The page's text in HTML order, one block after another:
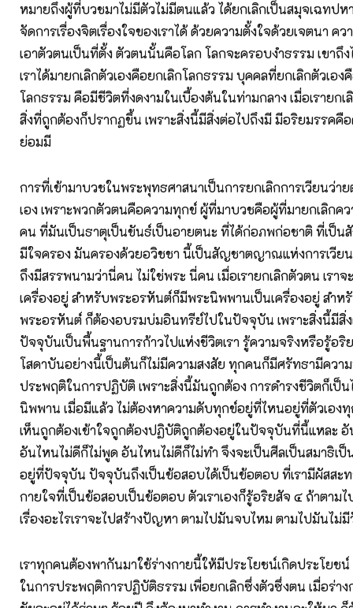
หมายถึงผู้ที่บวชมาไม่มีตัวไม่มีตนแล้ว ได้ยกเลิกเป็นสมุจเฉทปห
จัดการเรื่องจิตเรื่องใจของเราได้ ด้วยความตั้งใจด้วยเจตนา ค
เอาตัวตนเป็นที่ตั้ง ตัวตนนั้นคือโลก โลกจะครอบงำธรรม เขาถึ
เราได้มายกเลิกตัวเองคือยกเลิกโลกธรรม บุคคลที่ยกเลิกตัวเอง
โลกธรรม คือมีชีวิตที่งดงามในเบื้องต้นในท่ามกลาง เมื่อเรายกเ
สิ่งที่ถูกต้องก็ปรากฏขึ้น เพราะสิ่งนี้มีสิ่งต่อไปถึงมี มีอริยมรรคคื
ย่อมมี
การที่เข้ามาบวชในพระพุทธศาสนาเป็นการยกเลิกการเวียนว่า
เอง เพราะพวกตัวตนคือความทุกข์ ผู้ที่มาบวชคือผู้ที่มายกเลิกคว
คน ที่มันเป็นธาตุเป็นขันธ์เป็นอายตนะ ที่ได้ก่อภพก่อชาติ ที่เป็น
มีใจครอง มันครองด้วยอวิชชา นี้เป็นสัญชาตญาณแห่งการเวียน
ถึงมีสรรพนามว่านี่คน ไม่ใช่พระ นี่คน เมื่อเรายกเลิกตัวตน เราจ
เครื่องอยู่ สำหรับพระอรหันต์ก็มีพระนิพพานเป็นเครื่องอยู่ สำห
พระอรหันต์ ก็ต้องอบรมบ่มอินทรีย์ไปในปัจจุบัน เพราะสิ่งนี้มีสิ่ง
ปัจจุบันเป็นพื้นฐานการก้าวไปแห่งชีวิตเรา รู้ความจริงหรือรู้อริ
โสดาบันอย่างนี้เป็นต้นก็ไม่มีความสงสัย ทุกคนก็มีศรัทธามีควา
ประพฤติในการปฏิบัติ เพราะสิ่งนี้มันถูกต้อง การดำรงชีวิตก็เป็
นิพพาน เมื่อมีแล้ว ไม่ต้องหาความดับทุกข์อยู่ที่ไหนอยู่ที่ตัวเอง
เห็นถูกต้องเข้าใจถูกต้องปฏิบัติถูกต้องอยู่ในปัจจุบันที่นี้แหละ
อันไหนไม่ดีก็ไม่พูด อันไหนไม่ดีก็ไม่ทำ จึงจะเป็นศีลเป็นสมาธิ
อยู่ที่ปัจจุบัน ปัจจุบันถึงเป็นข้อสอบได้เป็นข้อตอบ ที่เรามีผัสสะ
กายใจที่เป็นข้อสอบเป็นข้อตอบ ตัวเราเองก็รู้อริยสัจ ๔ ถ้าตาม
เรื่องอะไรเราจะไปสร้างปัญหา ตามไปมันจบไหม ตามไปมันไม่
เราทุกคนต้องพากันมาใช้ร่างกายนี้ให้มีประโยชน์เกิดประโยช
ในการประพฤติการปฏิบัติธรรม เพื่อยกเลิกซึ่งตัวซึ่งตน เมื่อร่าง